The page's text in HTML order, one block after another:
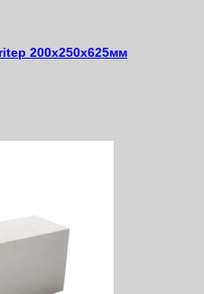
200х250х625мм